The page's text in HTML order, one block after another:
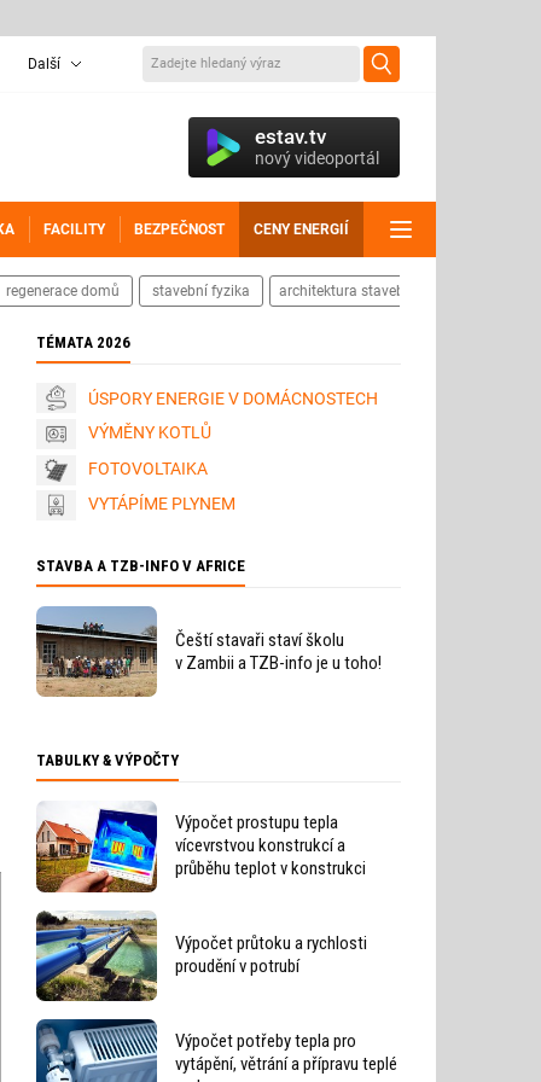
Další
estav.tv
nový videoportál
FACILITY BEZPEČNOST CENY ENERGIÍ
regenerace domů stavební fyzika architektura staveb
TÉMATA 2026
ÚSPORY ENERGIE V DOMÁCNOSTECH
VÝMĚNY KOTLŮ
FOTOVOLTAIKA
VYTÁPÍME PLYNEM
STAVBA A TZB-INFO V AFRICE
Čeští stavaři staví školu
v Zambii a TZB-info je u toho!
TABULKY & VÝPOČTY
Výpočet prostupu tepla
vícevrstvou konstrukcí a
průběhu teplot v konstrukci
Výpočet průtoku a rychlosti
proudění v potrubí
Výpočet potřeby tepla pro
vytápění, větrání a přípravu teplé